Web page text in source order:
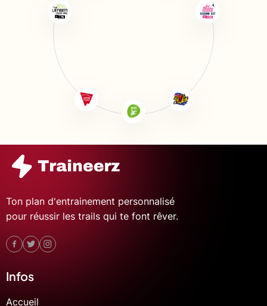
Ton plan d'entrainement personnalisé
pour réussir les trails qui te font rêver.
Infos
Accueil